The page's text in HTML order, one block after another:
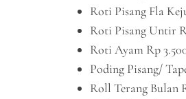
Roti Pisang Fla
Roti Pisang Untir
Roti Ayam Rp
Poding Pisang/
Roll Terang Bulan